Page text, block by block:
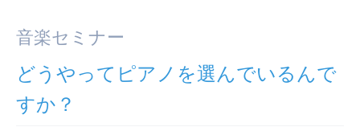
to
content
音楽セミナー
どうやってピアノを選んでいるんで
すか？